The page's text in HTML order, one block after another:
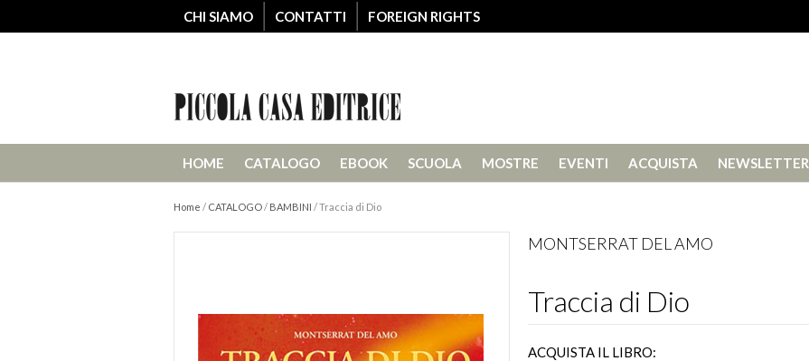
CHI SIAMO CONTATTI FOREIGN RIGHTS
HOME CATALOGO EBOOK SCUOLA MOSTRE EVENTI ACQUISTA NEWSLETTER
Home / CATALOGO/ BAMBINI /Traccia di Dio
MONTSERRAT DEL AMO
Traccia di Dio
ACQUISTA IL LIBRO: